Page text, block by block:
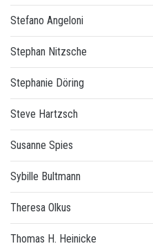
Stefano Angeloni
Stephan Nitzsche
Stephanie Döring
Steve Hartzsch
Susanne Spies
Sybille Bultmann
Theresa Olkus
Thomas H. Heinicke